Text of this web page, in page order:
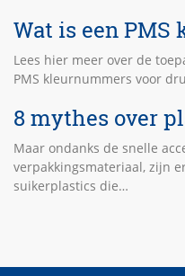
Wat is een
Lees hier meer over de
PMS kleurnummers voor
8 mythes over
Maar ondanks de snelle
verpakkingsmateriaal, zijn
suikerplastics die…